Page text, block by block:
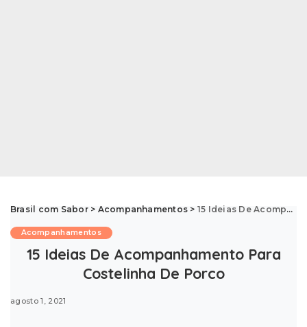
Brasil com Sabor> Acompanhamentos > 15 Ideias De Acompanhamento Para Costelinha De Porco
Acompanhamentos
15 Ideias De Acompanhamento Para
Costelinha De Porco
agosto 1, 2021